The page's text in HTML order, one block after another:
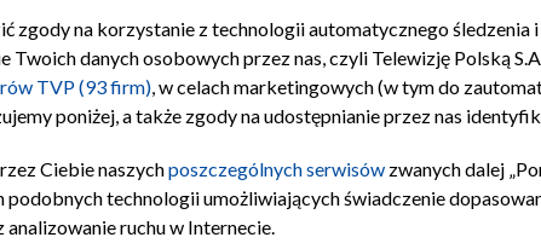
Polityka prywatności Moje zgody Pomoc
zgody na korzystanie z technologii automatycznego
danych osobowych przez nas, czyli Telewizję Polską
TVP (93 firm), w celach marketingowych (w tym do
poniżej, a także zgody na udostępnianie przez nas
Ciebie naszychposzczególnych serwisów zwanych dalej
technologii umożliwiających świadczenie
ruchu w Internecie.